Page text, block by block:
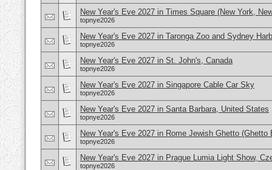
New Year's Eve 2027 in Times Square (New York,
topnye2026
New Year's Eve 2027 in Taronga Zoo and Sydney
topnye2026
New Year's Eve 2027 in St. John's, Canada
topnye2026
New Year's Eve 2027 in Singapore Cable Car Sky
topnye2026
New Year's Eve 2027 in Santa Barbara, United States
topnye2026
New Year's Eve 2027 in Rome Jewish Ghetto
topnye2026
New Year's Eve 2027 in Prague Lumia Light Show,
topnye2026